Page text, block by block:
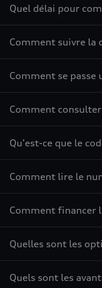
Quel délai pour
Comment suivre la
Comment se passe
Comment consulter
Qu'est-ce que le
Comment lire le
Comment financer
Quelles sont les
Quels sont les